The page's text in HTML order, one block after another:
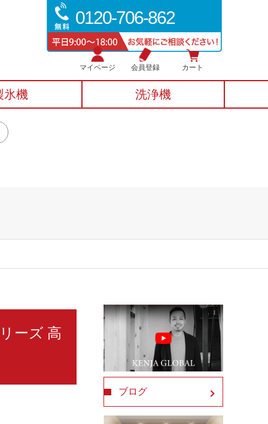
0120-706-862
マイページ 会員登録 カート
氷機 洗浄機
ーズ 高
ブログ